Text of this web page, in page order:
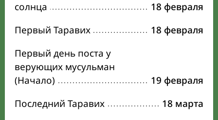
солнца
18 февраля
Первый Таравих
18 февраля
Первый день поста у
верующих мусульман
(Начало)
19 февраля
Последний Таравих
18 марта